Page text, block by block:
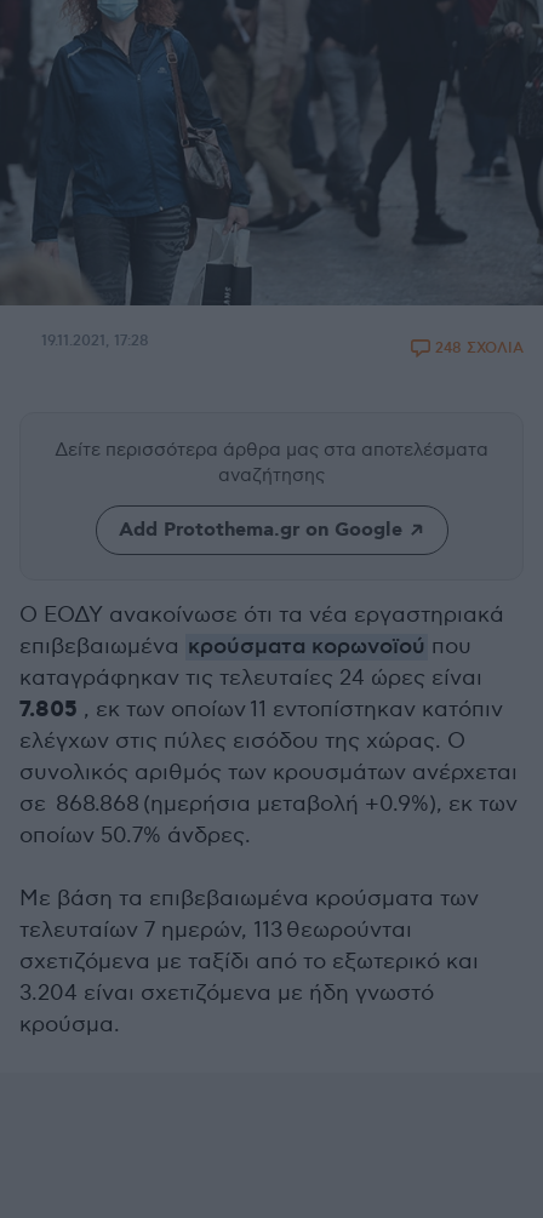
19.11.2021, 17:28 248 ΣΧΟΛΙΑ
Δείτε περισσότερα άρθρα μας στα αποτελέσματα
αναζήτησης
Add Protothema.gr on Google
Ο ΕΟΔΥ ανακοίνωσε ότι τα νέα εργαστηριακά
επιβεβαιωμένα κρούσματα κορωνοϊού που
καταγράφηκαν τις τελευταίες 24 ώρες είναι
7.805 , εκ των οποίων 11 εντοπίστηκαν κατόπιν
ελέγχων στις πύλες εισόδου της χώρας. Ο
συνολικός αριθμός των κρουσμάτων ανέρχεται
σε 868.868 (ημερήσια μεταβολή +0.9%), εκ των
οποίων 50.7% άνδρες.
Με βάση τα επιβεβαιωμένα κρούσματα των
τελευταίων 7 ημερών, 113 θεωρούνται
σχετιζόμενα με ταξίδι από το εξωτερικό και
3.204 είναι σχετιζόμενα με ήδη γνωστό
κρούσμα.